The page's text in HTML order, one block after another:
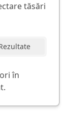
tăsări
în